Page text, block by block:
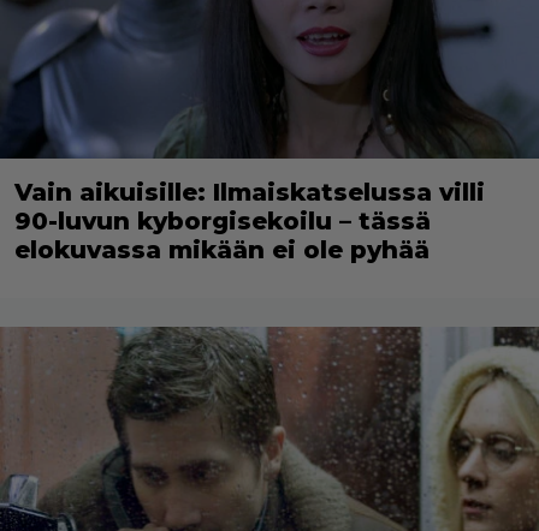
Vain aikuisille: Ilmaiskatselussa villi
90-luvun kyborgisekoilu – tässä
elokuvassa mikään ei ole pyhää